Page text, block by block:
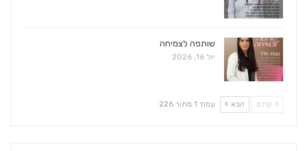
שותפה לצמיחה
יול 16, 2026
קודם הבא עמוד 1 מתוך 226